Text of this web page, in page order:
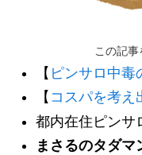
この記事
【 ピンサロ中毒
【 コスパを考え
都内在住ピンサ
まさるのタダマ